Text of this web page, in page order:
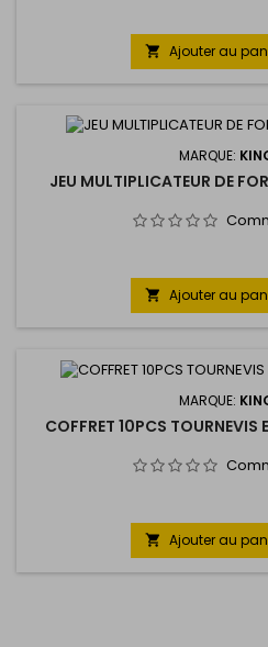
 Ajouter au
MARQUE:
JEU MULTIPLICATEUR DE
 Ajouter au
MARQUE:
COFFRET 10PCS TOURNEVIS
 Ajouter au